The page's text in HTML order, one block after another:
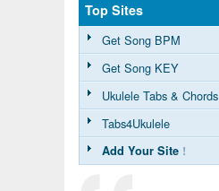
Top Sites
Get Song BPM
Get Song KEY
Ukulele Tabs & Chords
Tabs4Ukulele
Add Your Site!